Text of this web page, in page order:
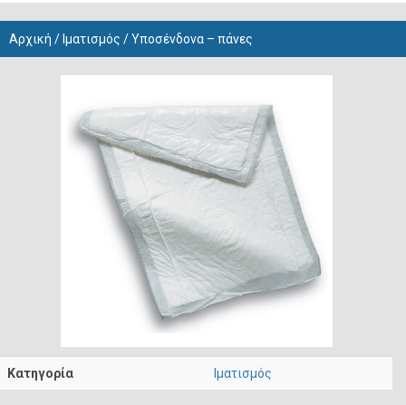
Αρχική / Ιματισμός / Υποσένδονα – πάνες
Κατηγορία Ιματισμός